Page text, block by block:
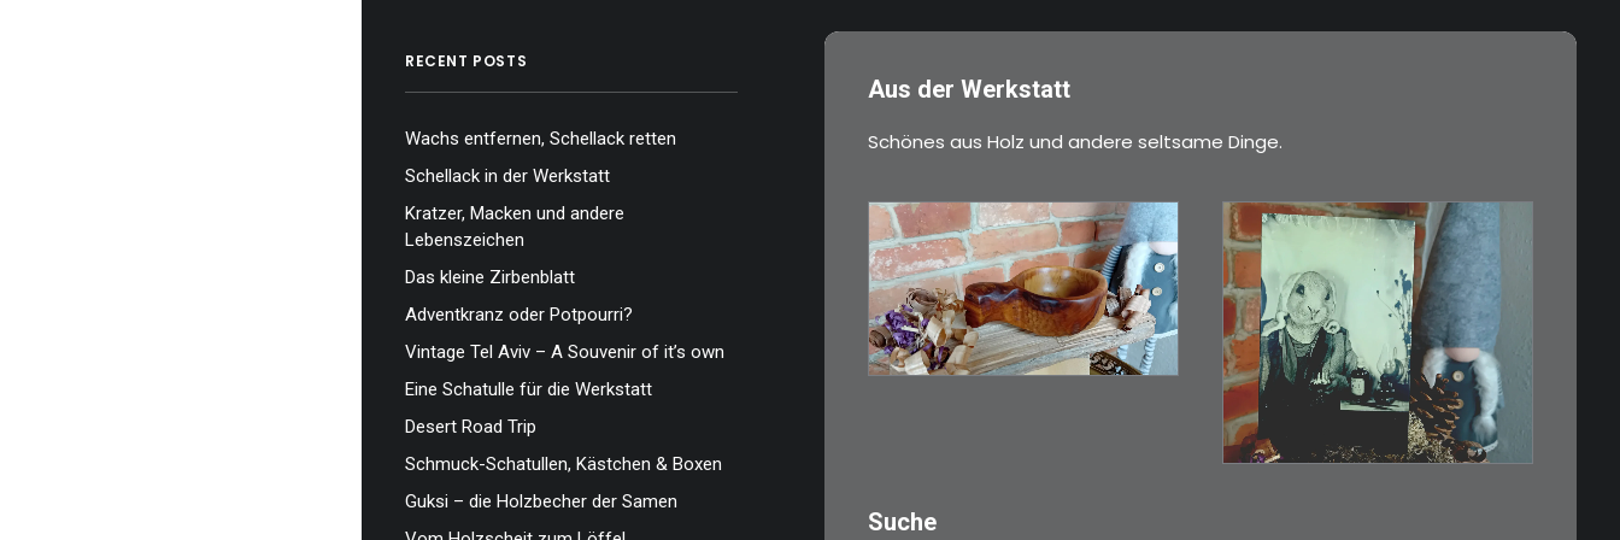
RECENT POSTS
Wachs entfernen, Schellack retten
Schellack in der Werkstatt
Kratzer, Macken und andere
Lebenszeichen
Das kleine Zirbenblatt
Adventkranz oder Potpourri?
Vintage Tel Aviv – A Souvenir of it’s own
Eine Schatulle für die Werkstatt
Desert Road Trip
Schmuck-Schatullen, Kästchen & Boxen
Guksi – die Holzbecher der Samen
Aus der Werkstatt
Schönes aus Holz und andere seltsame Dinge.
€15,00
Ein Holzbecher im
Wikinger-Stil. Inspiriert…
€3,00
Limitierte Auflage.
Original: Abzug von…
Suche